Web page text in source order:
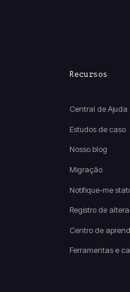
Recursos
Central de Ajuda
Estudos de caso
Nosso blog
Migração
Notifique-me
Registro de
Centro de
Ferramentas e